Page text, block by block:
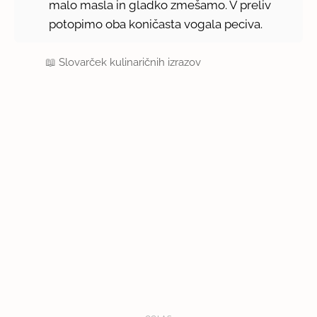
malo masla in gladko zmešamo. V preliv
potopimo oba koničasta vogala peciva.
📖Slovarček kulinaričnih izrazov